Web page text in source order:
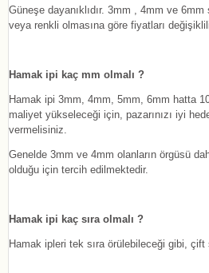
Güneşe dayanıklıdır. 3mm , 4mm ve
veya renkli olmasına göre fiyatları
Hamak ipi kaç mm olmalı ?
Hamak ipi 3mm, 4mm, 5mm, 6mm hatta
maliyet yükseleceği için, pazarınızı iyi
vermelisiniz.
Genelde 3mm ve 4mm olanların örgüsü
olduğu için tercih edilmektedir.
Hamak ipi kaç sıra olmalı ?
Hamak ipleri tek sıra örülebileceği gibi, çift